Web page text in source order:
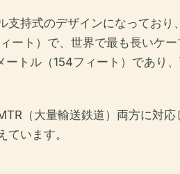
支持式のデザインになっており
ート）で、世界で最も長いケ
トル（154フィート）であり
（大量輸送鉄道）両方に対応
います。